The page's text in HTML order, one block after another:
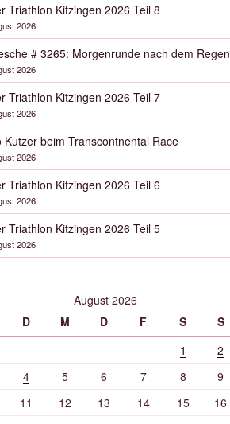
Triathlon Kitzingen 2026 Teil 8
2026
# 3265: Morgenrunde nach dem Regen
2026
Triathlon Kitzingen 2026 Teil 7
2026
Kutzer beim Transcontnental Race
2026
Triathlon Kitzingen 2026 Teil 6
2026
Triathlon Kitzingen 2026 Teil 5
2026
August 2026
D M D F S
S
1
2
4 5 6 7 8
9
11 12 13 14 15
16